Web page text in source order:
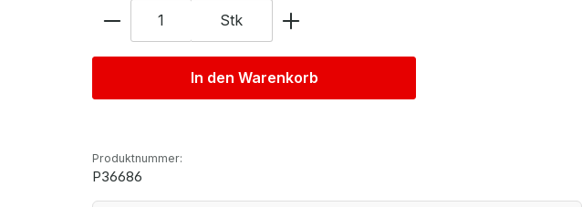
Anzahl Stk
In den Warenkorb
Produktnummer:
P36686